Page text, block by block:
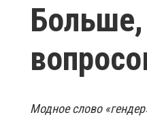
Модное слово